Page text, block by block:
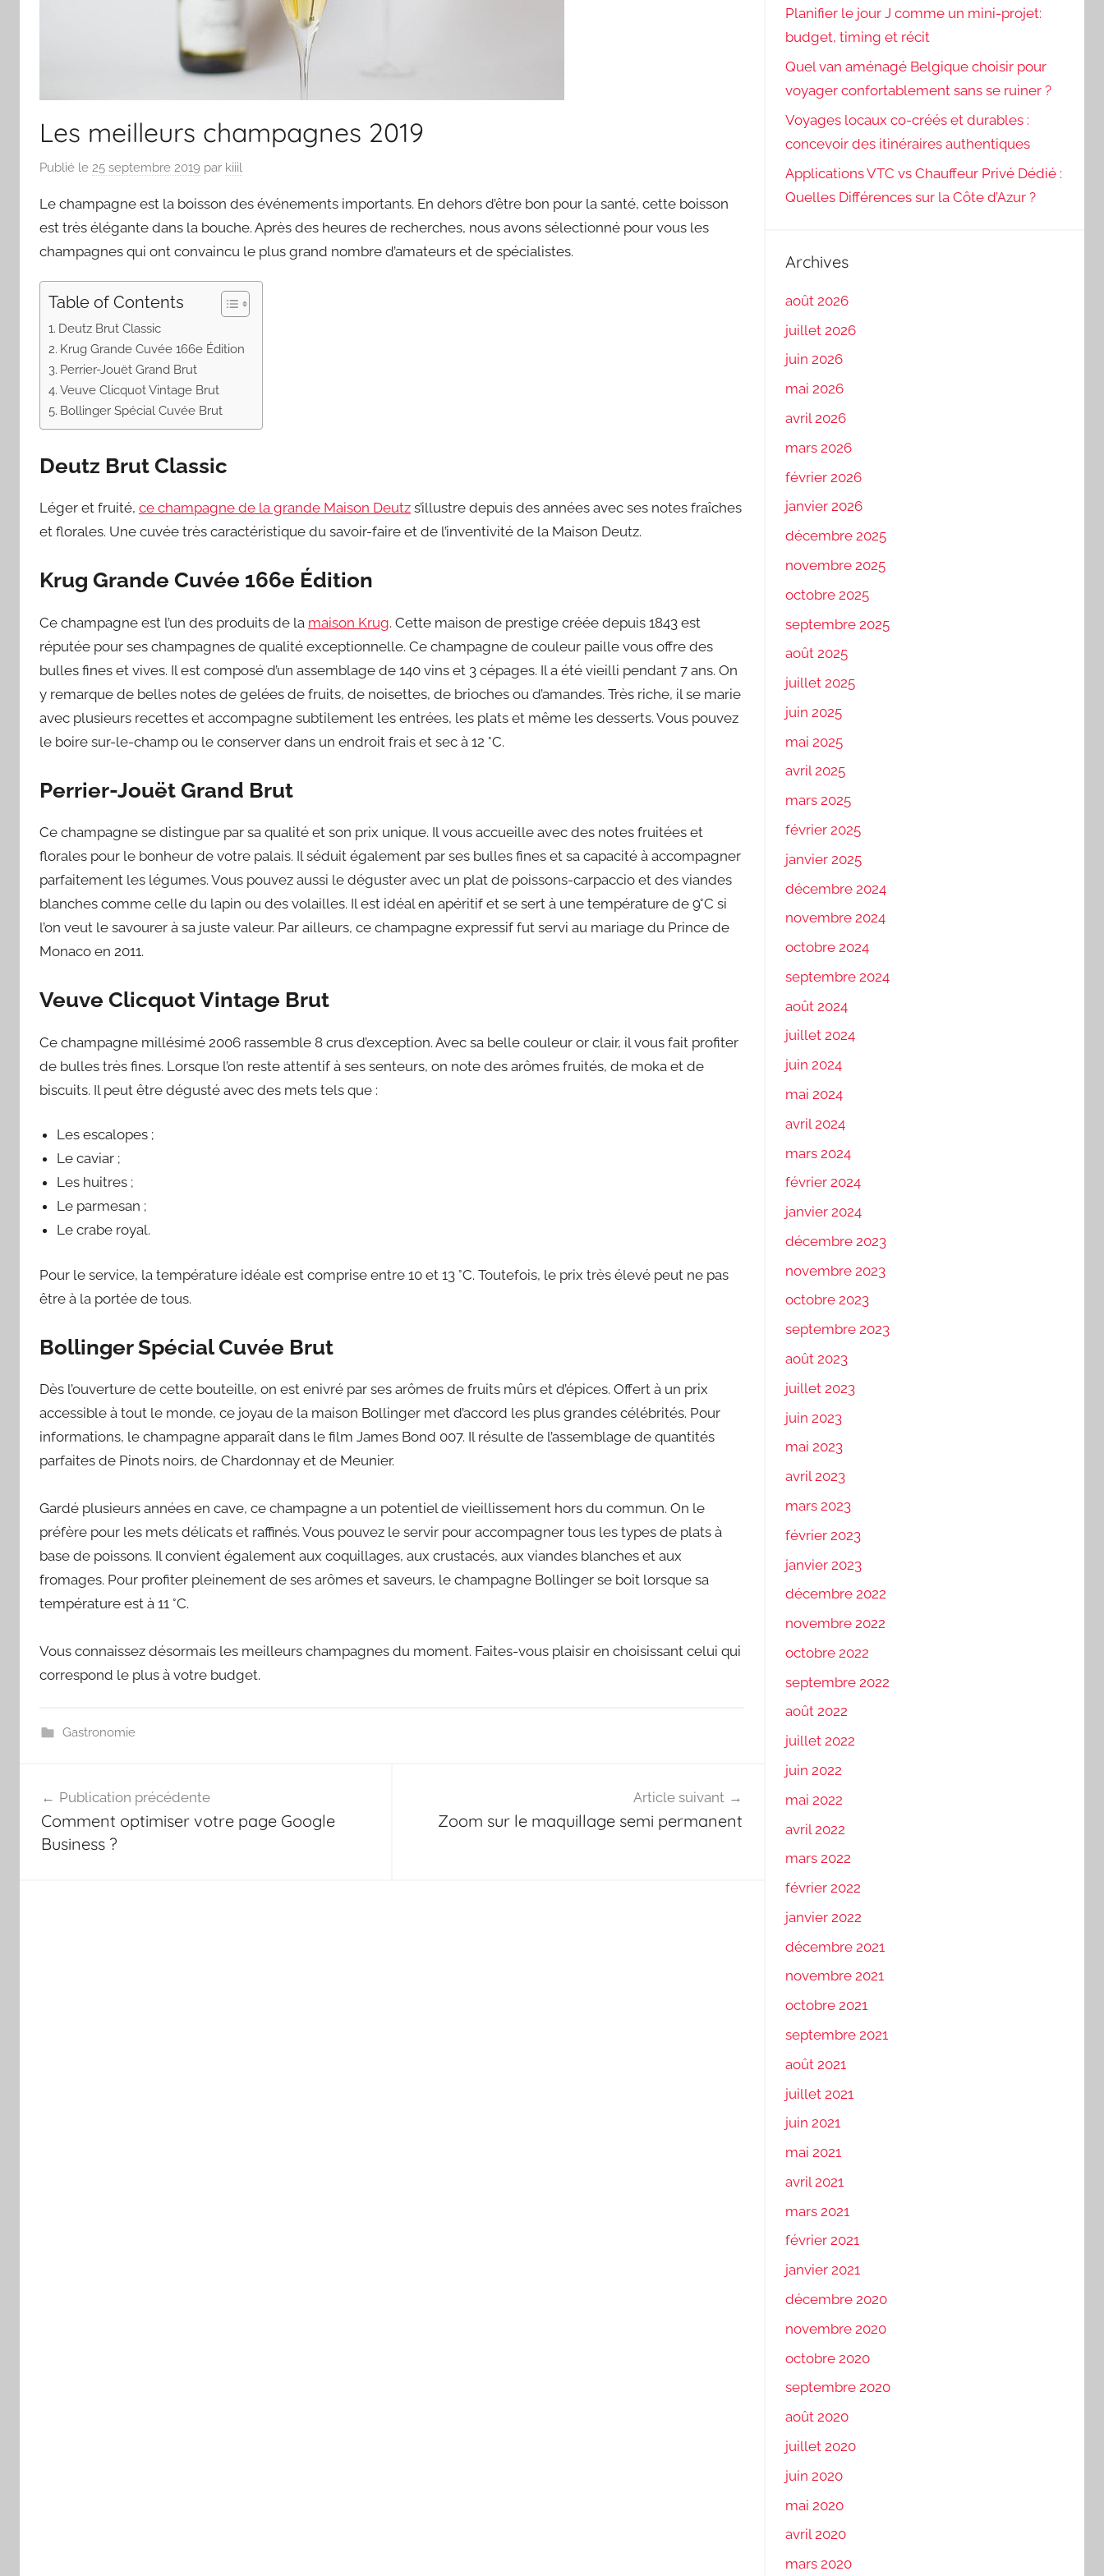
Les meilleurs champagnes 2019
Publié le 25 septembre 2019 par kiiil
Le champagne est la boisson des événements importants. En dehors d’être bon pour la santé, cette boisson
est très élégante dans la bouche. Après des heures de recherches, nous avons sélectionné pour vous les
champagnes qui ont convaincu le plus grand nombre d’amateurs et de spécialistes.
Table of Contents
Deutz Brut Classic
Krug Grande Cuvée 166e Édition
Perrier-Jouët Grand Brut
Veuve Clicquot Vintage Brut
Bollinger Spécial Cuvée Brut
Deutz Brut Classic
Léger et fruité, ce champagne de la grande Maison Deutz s’illustre depuis des années avec ses notes fraîches
et florales. Une cuvée très caractéristique du savoir-faire et de l’inventivité de la Maison Deutz.
Krug Grande Cuvée 166e Édition
Ce champagne est l’un des produits de la maison Krug. Cette maison de prestige créée depuis 1843 est
réputée pour ses champagnes de qualité exceptionnelle. Ce champagne de couleur paille vous offre des
bulles fines et vives. Il est composé d’un assemblage de 140 vins et 3 cépages. Il a été vieilli pendant 7 ans. On
y remarque de belles notes de gelées de fruits, de noisettes, de brioches ou d’amandes. Très riche, il se marie
avec plusieurs recettes et accompagne subtilement les entrées, les plats et même les desserts. Vous pouvez
le boire sur-le-champ ou le conserver dans un endroit frais et sec à 12 °C.
Perrier-Jouët Grand Brut
Ce champagne se distingue par sa qualité et son prix unique. Il vous accueille avec des notes fruitées et
florales pour le bonheur de votre palais. Il séduit également par ses bulles fines et sa capacité à accompagner
parfaitement les légumes. Vous pouvez aussi le déguster avec un plat de poissons-carpaccio et des viandes
blanches comme celle du lapin ou des volailles. Il est idéal en apéritif et se sert à une température de 9°C si
l’on veut le savourer à sa juste valeur. Par ailleurs, ce champagne expressif fut servi au mariage du Prince de
Monaco en 2011.
Veuve Clicquot Vintage Brut
Ce champagne millésimé 2006 rassemble 8 crus d’exception. Avec sa belle couleur or clair, il vous fait profiter
de bulles très fines. Lorsque l’on reste attentif à ses senteurs, on note des arômes fruités, de moka et de
biscuits. Il peut être dégusté avec des mets tels que :
Les escalopes ;
Le caviar ;
Les huitres ;
Le parmesan ;
Le crabe royal.
Pour le service, la température idéale est comprise entre 10 et 13 °C. Toutefois, le prix très élevé peut ne pas
être à la portée de tous.
Bollinger Spécial Cuvée Brut
Dès l’ouverture de cette bouteille, on est enivré par ses arômes de fruits mûrs et d’épices. Offert à un prix
accessible à tout le monde, ce joyau de la maison Bollinger met d’accord les plus grandes célébrités. Pour
informations, le champagne apparaît dans le film James Bond 007. Il résulte de l’assemblage de quantités
parfaites de Pinots noirs, de Chardonnay et de Meunier.
Gardé plusieurs années en cave, ce champagne a un potentiel de vieillissement hors du commun. On le
préfère pour les mets délicats et raffinés. Vous pouvez le servir pour accompagner tous les types de plats à
base de poissons. Il convient également aux coquillages, aux crustacés, aux viandes blanches et aux
fromages. Pour profiter pleinement de ses arômes et saveurs, le champagne Bollinger se boit lorsque sa
température est à 11 °C.
Vous connaissez désormais les meilleurs champagnes du moment. Faites-vous plaisir en choisissant celui qui
correspond le plus à votre budget.
Gastronomie
de
l’article
Publication précédente
Comment optimiser votre page Google
Business ?
Article suivant
Zoom sur le maquillage semi permanent
Planifier le jour J comme un mini-projet:
budget, timing et récit
Quel van aménagé Belgique choisir pour
voyager confortablement sans se ruiner ?
Voyages locaux co-créés et durables :
concevoir des itinéraires authentiques
Applications VTC vs Chauffeur Privé Dédié :
Quelles Différences sur la Côte d’Azur ?
Archives
août 2026
juillet 2026
juin 2026
mai 2026
avril 2026
mars 2026
février 2026
janvier 2026
décembre 2025
novembre 2025
octobre 2025
septembre 2025
août 2025
juillet 2025
juin 2025
mai 2025
avril 2025
mars 2025
février 2025
janvier 2025
décembre 2024
novembre 2024
octobre 2024
septembre 2024
août 2024
juillet 2024
juin 2024
mai 2024
avril 2024
mars 2024
février 2024
janvier 2024
décembre 2023
novembre 2023
octobre 2023
septembre 2023
août 2023
juillet 2023
juin 2023
mai 2023
avril 2023
mars 2023
février 2023
janvier 2023
décembre 2022
novembre 2022
octobre 2022
septembre 2022
août 2022
juillet 2022
juin 2022
mai 2022
avril 2022
mars 2022
février 2022
janvier 2022
décembre 2021
novembre 2021
octobre 2021
septembre 2021
août 2021
juillet 2021
juin 2021
mai 2021
avril 2021
mars 2021
février 2021
janvier 2021
décembre 2020
novembre 2020
octobre 2020
septembre 2020
août 2020
juillet 2020
juin 2020
mai 2020
avril 2020
mars 2020